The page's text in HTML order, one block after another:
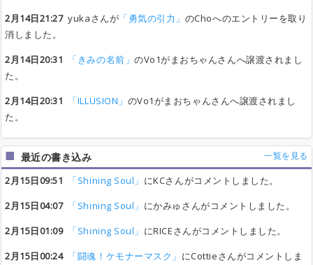
2月14日21:27yukaさんが 「勇気の引力」 のChoへのエントリーを取り
消しました。
2月14日20:31
「きみの名前」のVo1がまおちゃんさんへ譲渡されまし
た。
2月14日20:31
「ILLUSION」 のVo1がまおちゃんさんへ譲渡されまし
た。
最近の書き込み 一覧を見る
2月15日09:51 「Shining Soul」 にKCさんがコメントしました。
2月15日04:07
「Shining Soul」 にかみゅさんがコメントしました。
2月15日01:09
「Shining Soul」 にRICEさんがコメントしました。
2月15日00:24
「闘魂！ケモナーマスク」 にCottieさんがコメントしま